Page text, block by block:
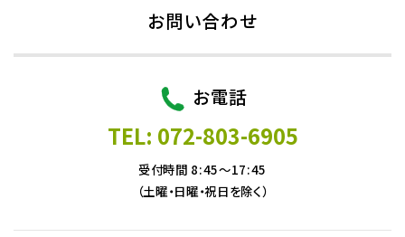
お問い合わせ
お電話
TEL: 072-803-6905
受付時間 8:45～17:45
（土曜・日曜・祝日を除く）